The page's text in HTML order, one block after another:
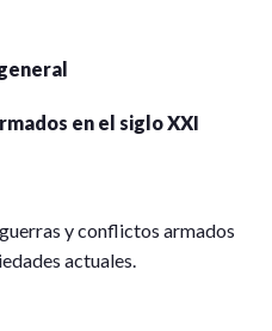
en el siglo XXI
y conflictos armados
actuales.